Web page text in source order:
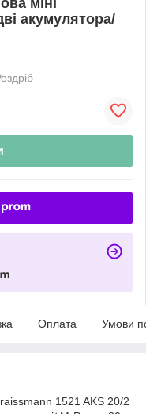
акумулятора/
Оплата Умови
1521 AKS 20/2